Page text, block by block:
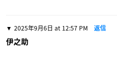
2025年9月6日 at 12:57 PM 返信
伊之助